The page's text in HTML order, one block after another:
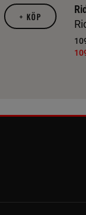
+ KÖP